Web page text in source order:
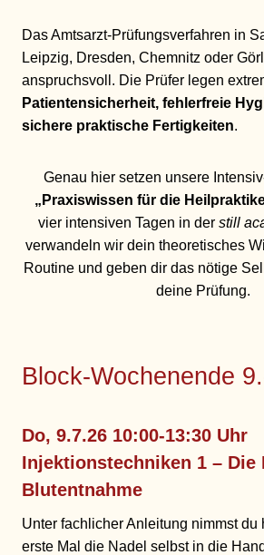
Das Amtsarzt-Prüfungsverfahren in
Leipzig, Dresden, Chemnitz oder
anspruchsvoll. Die Prüfer legen
Patientensicherheit, fehlerfreie
sichere praktische Fertigkeiten.
Genau hier setzen unsere
„Praxiswissen für die
vier intensiven Tagen in der still
verwandeln wir dein theoretisches
Routine und geben dir das nötige
deine Prüfung.
Block-Wochenende
Do, 9.7.26 10:00-13:30 Uhr
Injektionstechniken 1 – Die
Blutentnahme
Unter fachlicher Anleitung nimmst du
erste Mal die Nadel selbst in die